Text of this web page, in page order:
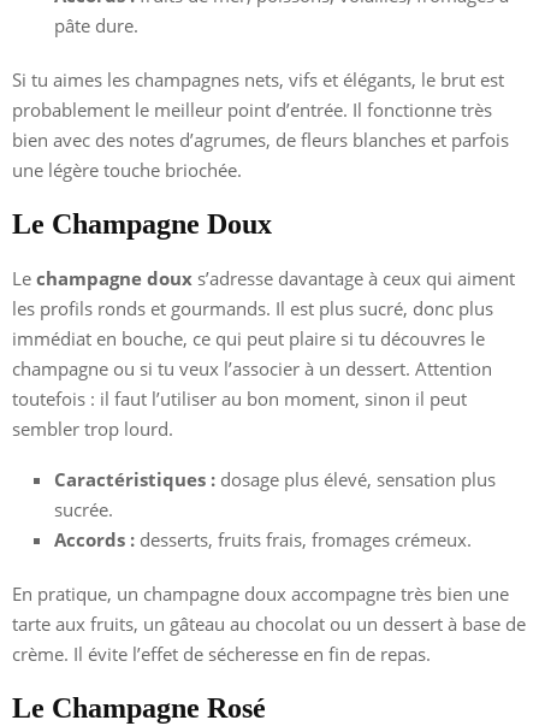
pâte dure.
Si tu aimes les champagnes nets, vifs et élégants, le brut est
probablement le meilleur point d’entrée. Il fonctionne très
bien avec des notes d’agrumes, de fleurs blanches et parfois
une légère touche briochée.
Le Champagne Doux
Le champagne doux s’adresse davantage à ceux qui aiment
les profils ronds et gourmands. Il est plus sucré, donc plus
immédiat en bouche, ce qui peut plaire si tu découvres le
champagne ou si tu veux l’associer à un dessert. Attention
toutefois : il faut l’utiliser au bon moment, sinon il peut
sembler trop lourd.
Caractéristiques : dosage plus élevé, sensation plus
sucrée.
Accords : desserts, fruits frais, fromages crémeux.
En pratique, un champagne doux accompagne très bien une
tarte aux fruits, un gâteau au chocolat ou un dessert à base de
crème. Il évite l’effet de sécheresse en fin de repas.
Le Champagne Rosé